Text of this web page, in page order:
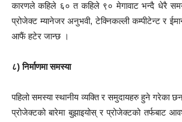
कारणले कहिले ६० त कहिले ९० मेगावाट भन्दै धेरै
प्रोजेक्ट म्यानेजर अनुभवी, टेक्निकल्ली कम्पीटेन्ट र
आफैं हटेर जान्छ ।
८) निर्माणमा समस्या
पहिलो समस्या स्थानीय व्यक्ति र समुदायहरु हुने गरेका
प्रोजेक्टको बारेमा बुझाइयोस् र प्रोजेक्टको तर्फबाट